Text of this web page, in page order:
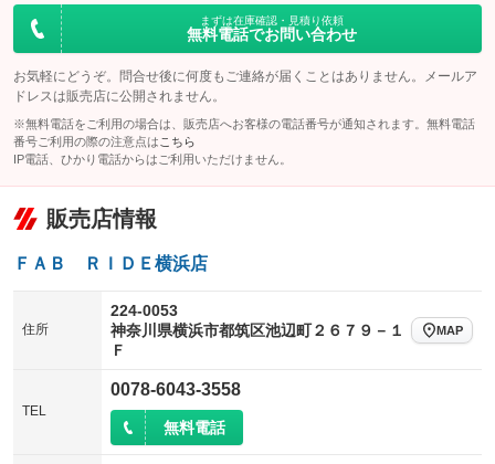
まずは在庫確認・見積り依頼
無料電話でお問い合わせ
お気軽にどうぞ。問合せ後に何度もご連絡が届くことはありません。メールア
ドレスは販売店に公開されません。
※無料電話をご利用の場合は、販売店へお客様の電話番号が通知されます。無料電話
番号ご利用の際の注意点は こちら
IP電話、ひかり電話からはご利用いただけません。
販売店情報
ＦＡＢ ＲＩＤＥ横浜店
住所
224-0053
神奈川県横浜市都筑区池辺町２６７９－１
Ｆ
MAP
TEL
0078-6043-3558
無料電話